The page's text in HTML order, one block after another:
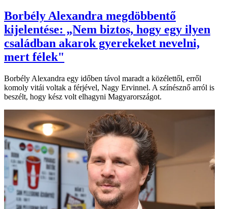
Borbély Alexandra megdöbbentő
kijelentése: „Nem biztos, hogy egy ilyen
családban akarok gyerekeket nevelni,
mert félek"
Borbély Alexandra egy időben távol maradt a közélettől, erről
komoly vitái voltak a férjével, Nagy Ervinnel. A színésznő arról is
beszélt, hogy kész volt elhagyni Magyarországot.